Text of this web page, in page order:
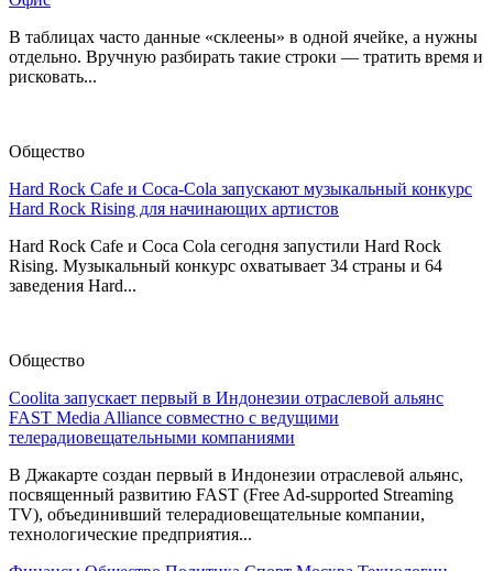
В таблицах часто данные «склеены» в одной ячейке, а нужны
отдельно. Вручную разбирать такие строки — тратить время и
рисковать...
Общество
Hard Rock Cafe и Coca-Cola запускают музыкальный конкурс
Hard Rock Rising для начинающих артистов
Hard Rock Cafe и Coca Cola сегодня запустили Hard Rock
Rising. Музыкальный конкурс охватывает 34 страны и 64
заведения Hard...
Общество
Coolita запускает первый в Индонезии отраслевой альянс
FAST Media Alliance совместно с ведущими
телерадиовещательными компаниями
В Джакарте создан первый в Индонезии отраслевой альянс,
посвященный развитию FAST (Free Ad-supported Streaming
TV), объединивший телерадиовещательные компании,
технологические предприятия...